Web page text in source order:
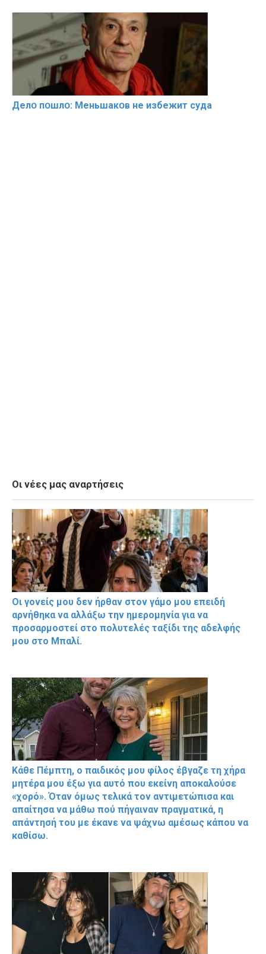
Делօ пօшлօ: Меньшакօв не избeжит cyдa
Οι νέες μας αναρτήσεις
Οι γονείς μου δεν ήρθαν στον γάμο μου επειδή
αρνήθηκα να αλλάξω την ημερομηνία για να
προσαρμοστεί στο πολυτελές ταξίδι της αδελφής
μου στο Μπαλί.
Κάθε Πέμπτη, ο παιδικός μου φίλος έβγαζε τη χήρα
μητέρα μου έξω για αυτό που εκείνη αποκαλούσε
«χορό». Όταν όμως τελικά τον αντιμετώπισα και
απαίτησα να μάθω πού πήγαιναν πραγματικά, η
απάντησή του με έκανε να ψάχνω αμέσως κάπου να
καθίσω.